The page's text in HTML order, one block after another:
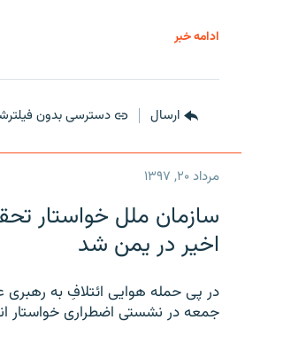
ادامه خبر
ارسال دسترسی بدون
مرداد ۲۰, ۱۳۹۷
سازمان ملل خواستار
اخیر در یمن شد
در پی حمله هوایی ائتلافِ به
جمعه در نشستی اضطراری خواستار